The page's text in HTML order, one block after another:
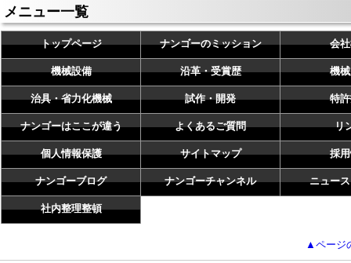
メニュー一覧
トップページ ナンゴーのミッション 会
機械設備 沿革・受賞歴 機
治具・省力化機械 試作・開発 特
ナンゴーはここが違う よくあるご質問 リ
個人情報保護 サイトマップ 採
ナンゴーブログ ナンゴーチャンネル ニュー
社内整理整頓
▲ページ